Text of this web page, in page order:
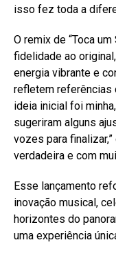
isso fez toda a
O remix de “Toca
fidelidade ao
energia vibrante e
refletem referências
ideia inicial foi
sugeriram alguns
vozes para
verdadeira e com
Esse lançamento
inovação musical,
horizontes do
uma experiência